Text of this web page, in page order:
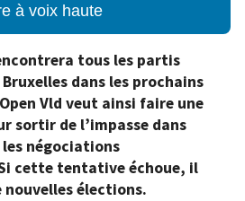
à voix haute
tous les partis
dans les prochains
Vld veut ainsi faire une
sortir de l’impasse dans
négociations
cette tentative échoue, il
nouvelles élections.